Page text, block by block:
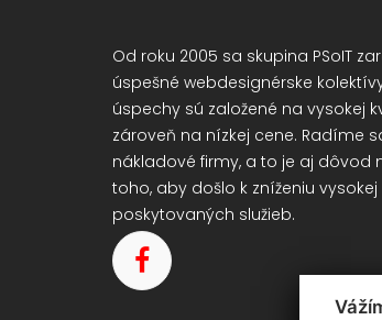
Od roku 2005 sa skupina PSoIT
úspešné webdesignérske
úspechy sú založené na vysokej
zároveň na nízkej cene. Radíme
nákladové firmy, a to je aj dôvod
toho, aby došlo k zníženiu vysokej
poskytovaných služieb.